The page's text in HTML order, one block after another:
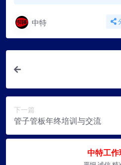
中特
下一篇
管子管板年终培训与交流
中特工